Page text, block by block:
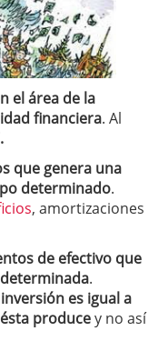
el área de la
financiera. Al
que genera una
determinado.
, amortizaciones
de efectivo que
.
es igual a
producey no así